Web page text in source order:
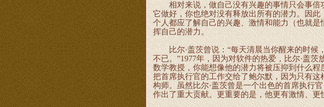
相对来说，做自己没有兴趣的事情只会事倍
它做好，你也绝对没有释放出所有的潜力。因
个人都应了解自己的兴趣、激情和能力（也就
挥自己的潜力。
比尔·盖茨曾说：“每天清晨当你醒来的时候
不已。”1977年，因为对软件的热爱，比尔·盖
数学教授，你能想像他的潜力将被压抑到什么程
把首席执行官的工作交给了鲍尔默，因为只有
构师。虽然比尔·盖茨曾是一个出色的首席执行
作出了重大贡献。更重要的是，他更有激情、更